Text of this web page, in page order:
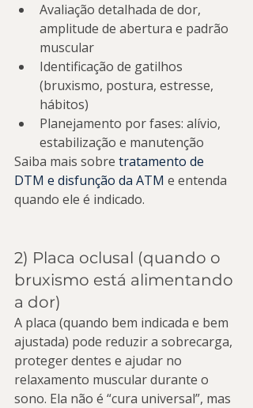
Avaliação detalhada de dor,
amplitude de abertura e padrão
muscular
Identificação de gatilhos
(bruxismo, postura, estresse,
hábitos)
Planejamento por fases: alívio,
estabilização e manutenção
Saiba mais sobre tratamento de
DTM e disfunção da ATM e entenda
quando ele é indicado.
2) Placa oclusal (quando o
bruxismo está alimentando
a dor)
A placa (quando bem indicada e bem
ajustada) pode reduzir a sobrecarga,
proteger dentes e ajudar no
relaxamento muscular durante o
sono. Ela não é “cura universal”, mas